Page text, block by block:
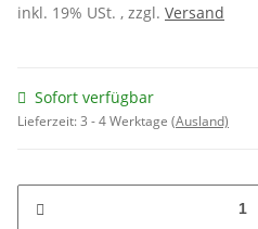
inkl. 19% USt. , zzgl. Versand
Sofort verfügbar
Lieferzeit:3 - 4 Werktage (Ausland)